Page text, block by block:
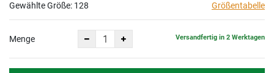
Gewählte Größe: 128 Größentabelle
Menge Versandfertig in 2 Werktagen